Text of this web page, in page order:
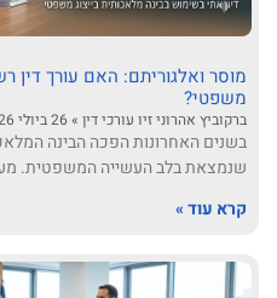
משפטי?
ברקוביץ אהרוני זיו עורכי דין
שנמצאת בלב העשייה המשפטית.
קרא עוד »